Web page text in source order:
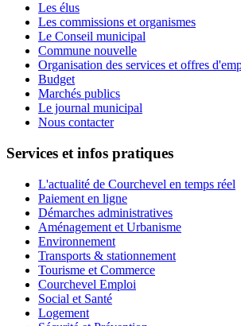
Les élus
Les commissions et organismes
Le Conseil municipal
Commune nouvelle
Organisation des services et offres
Budget
Marchés publics
Le journal municipal
Nous contacter
Services et infos pratiques
L'actualité de Courchevel en temps réel
Paiement en ligne
Démarches administratives
Aménagement et Urbanisme
Environnement
Transports & stationnement
Tourisme et Commerce
Courchevel Emploi
Social et Santé
Logement